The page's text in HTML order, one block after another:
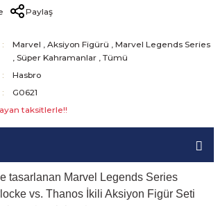
Paylaş
Marvel , Aksiyon Figürü , Marvel Legends Series
, Süper Kahramanlar , Tümü
Hasbro
G0621
taksitlerle!!
tasarlanan Marvel Legends Series
vs. Thanos İkili Aksiyon Figür Seti